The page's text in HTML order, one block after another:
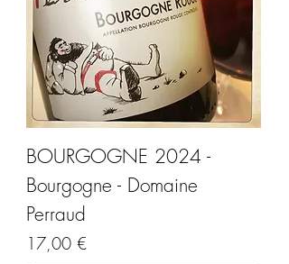
BOURGOGNE 2024 -
Bourgogne - Domaine
Perraud
Prix
17,00 €